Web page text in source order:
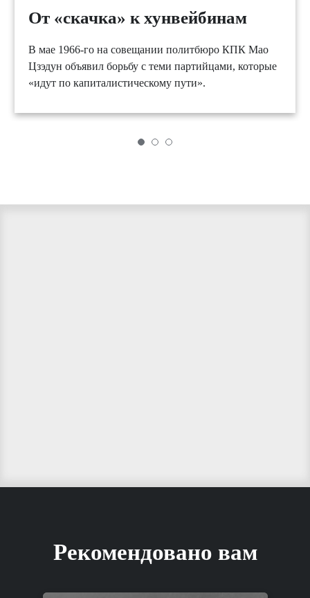
От «скачка» к хунвейбинам
В мае 1966-го на совещании политбюро КПК Мао
Цзэдун объявил борьбу с теми партийцами, которые
«идут по капиталистическому пути».
Рекомендовано вам